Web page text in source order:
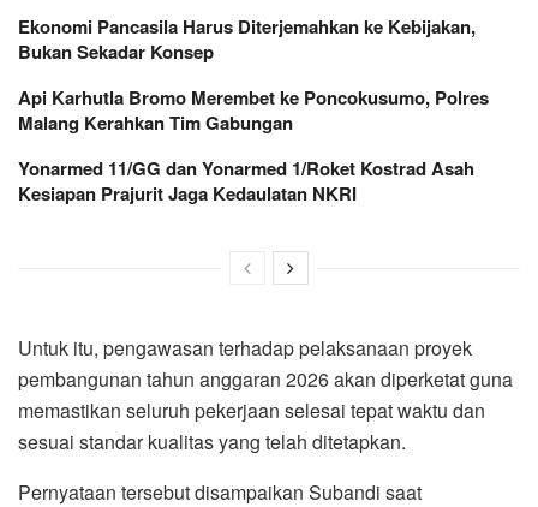
Ekonomi Pancasila Harus Diterjemahkan ke Kebijakan,
Bukan Sekadar Konsep
Api Karhutla Bromo Merembet ke Poncokusumo, Polres
Malang Kerahkan Tim Gabungan
Yonarmed 11/GG dan Yonarmed 1/Roket Kostrad Asah
Kesiapan Prajurit Jaga Kedaulatan NKRI
Untuk itu, pengawasan terhadap pelaksanaan proyek
pembangunan tahun anggaran 2026 akan diperketat guna
memastikan seluruh pekerjaan selesai tepat waktu dan
sesuai standar kualitas yang telah ditetapkan.
Pernyataan tersebut disampaikan Subandi saat